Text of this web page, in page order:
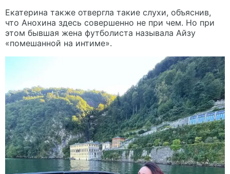
Екатерина также отвергла такие слухи, объяснив,
что Анохина здесь совершенно не при чем. Но при
этом бывшая жена футболиста называла Айзу
«помешанной на интиме».